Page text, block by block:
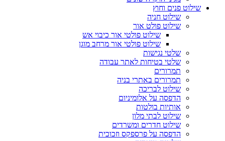
שילוט פנים וחוץ
שילוט חניה
שילוט פולט אור
שילוט פולטי אור כיבוי אש
שילוט פולטי אור מרחב מוגן
שלטי נגישות
שלטי בטיחות לאתר עבודה
תמרורים
תמרורים באתרי בניה
שילוט לבריכה
הדפסה על אלומיניום
אותיות בולטות
שילוט לבתי מלון
שילוט חדרים ומשרדים
הדפסה על פרספקס וזכוכית